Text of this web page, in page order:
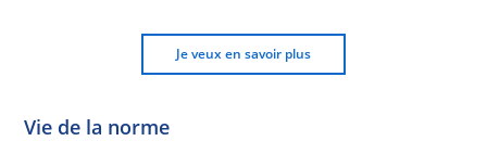
Je veux en savoir plus
Vie de la norme